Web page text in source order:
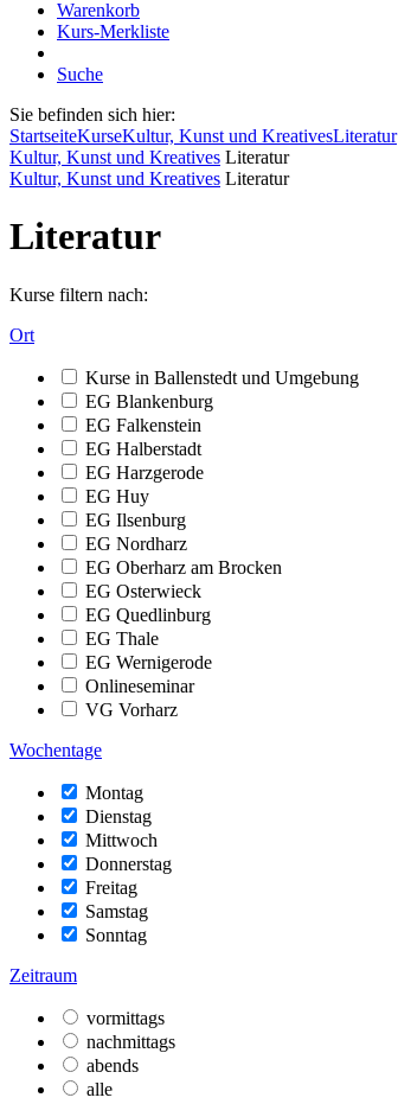
Warenkorb
Kurs-Merkliste
Suche
Sie befinden sich hier:
StartseiteKurseKultur, Kunst und KreativesLiteratur
Kultur, Kunst und Kreatives Literatur
Kultur, Kunst und Kreatives Literatur
Literatur
Kurse filtern nach:
Ort
Kurse in Ballenstedt und Umgebung
EG Blankenburg
EG Falkenstein
EG Halberstadt
EG Harzgerode
EG Huy
EG Ilsenburg
EG Nordharz
EG Oberharz am Brocken
EG Osterwieck
EG Quedlinburg
EG Thale
EG Wernigerode
Onlineseminar
VG Vorharz
Wochentage
Montag
Dienstag
Mittwoch
Donnerstag
Freitag
Samstag
Sonntag
Zeitraum
vormittags
nachmittags
abends
alle